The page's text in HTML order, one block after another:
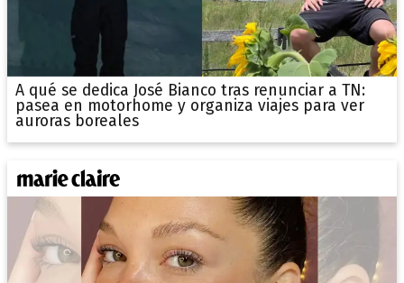
A qué se dedica José Bianco tras renunciar a TN:
pasea en motorhome y organiza viajes para ver
auroras boreales